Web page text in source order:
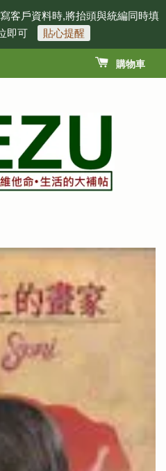
客戶資料時,將抬頭與統編同時填
即可
貼心提醒
購物車